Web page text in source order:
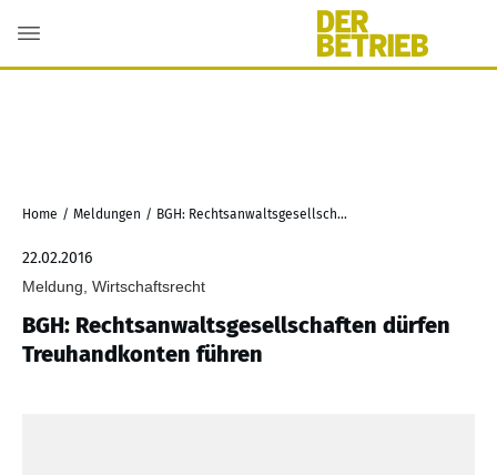
Home / Meldungen / BGH: Rechtsanwaltsgesellschaften dürfen Treuhandkonten führen
22.02.2016
Meldung, Wirtschaftsrecht
BGH: Rechtsanwaltsgesellschaften dürfen
Treuhandkonten führen